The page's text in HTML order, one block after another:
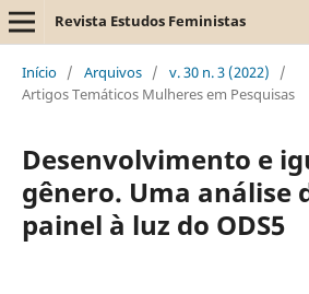
Revista Estudos Feministas
Início / Arquivos / v. 30 n. 3 (2022)
/
Artigos Temáticos Mulheres em Pesquisas
Desenvolvimento e
gênero. Uma análise
painel à luz do ODS5